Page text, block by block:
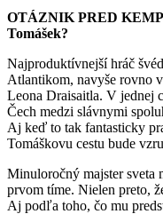
OTÁZNIK PRED
Tomášek?
Najproduktívnejší hráč
Atlantikom, navyše rovno
Leona Draisaitla. V jednej
Čech medzi slávnymi
Aj keď to tak fantasticky
Tomáškovu cestu bude
Minuloročný majster sveta
prvom tíme. Nielen preto,
Aj podľa toho, čo mu